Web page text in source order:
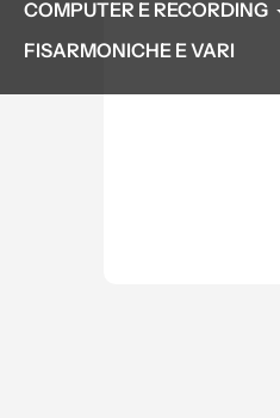
COMPUTER E RECORDING
FISARMONICHE E VARI